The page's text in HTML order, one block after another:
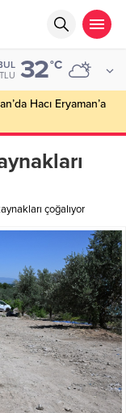
32°C
Hacı Eryaman’a
çoğalıyor